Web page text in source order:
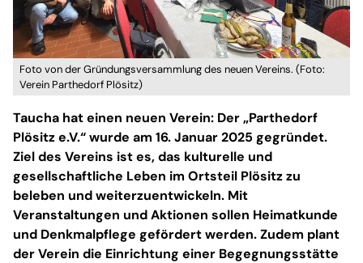
Foto von der Gründungsversammlung des neuen Vereins. (Foto:
Verein Parthedorf Plösitz)
Taucha hat einen neuen Verein: Der „Parthedorf
Plösitz e.V.“ wurde am 16. Januar 2025 gegründet.
Ziel des Vereins ist es, das kulturelle und
gesellschaftliche Leben im Ortsteil Plösitz zu
beleben und weiterzuentwickeln. Mit
Veranstaltungen und Aktionen sollen Heimatkunde
und Denkmalpflege gefördert werden. Zudem plant
der Verein die Einrichtung einer Begegnungsstätte